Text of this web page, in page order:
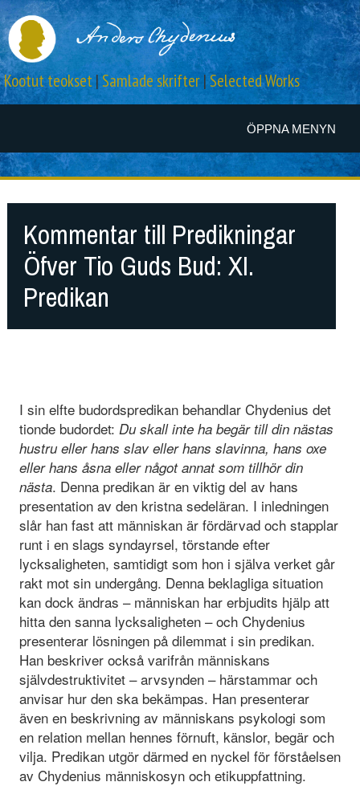
ÖPPNA MENYN
Kootut teokset|Samlade skrifter|Selected Works
Kommentar till Predikningar
Öfver Tio Guds Bud: XI.
Predikan
I sin elfte budordspredikan behandlar Chydenius det
tionde budordet: Du skall inte ha begär till din nästas
hustru eller hans slav eller hans slavinna, hans oxe
eller hans åsna eller något annat som tillhör din
nästa. Denna predikan är en viktig del av hans
presentation av den kristna sedeläran. I inledningen
slår han fast att människan är fördärvad och stapplar
runt i en slags syndayrsel, törstande efter
lycksaligheten, samtidigt som hon i själva verket går
rakt mot sin undergång. Denna beklagliga situation
kan dock ändras – människan har erbjudits hjälp att
hitta den sanna lycksaligheten – och Chydenius
presenterar lösningen på dilemmat i sin predikan.
Han beskriver också varifrån människans
självdestruktivitet – arvsynden – härstammar och
anvisar hur den ska bekämpas. Han presenterar
även en beskrivning av människans psykologi som
en relation mellan hennes förnuft, känslor, begär och
vilja. Predikan utgör därmed en nyckel för förståelsen
av Chydenius människosyn och etikuppfattning.